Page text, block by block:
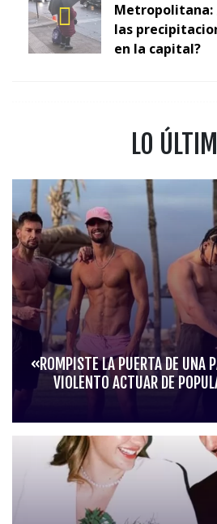
Metropolitana:
las
en la capital?
LO
«ROMPISTE LA PUERTA DE UNA
VIOLENTO ACTUAR DE